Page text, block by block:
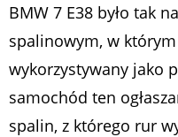
BMW 7 E38 było tak
spalinowym, w
wykorzystywany jako
samochód ten
spalin, z którego rur